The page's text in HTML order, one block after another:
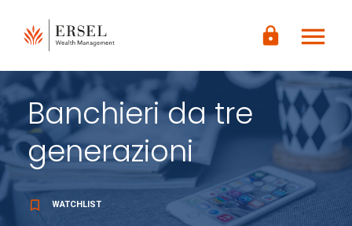
CONTENUTO
PRINCIPALE
PIÈ DI
PAGINA
lock menu
Banchieri da tre
generazioni
bookmark_border WATCHLIST